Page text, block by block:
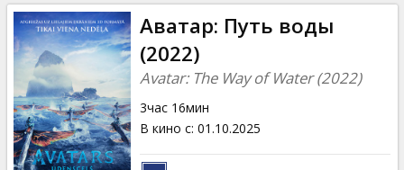
Аватар: Путь воды
(2022)
Avatar: The Way of Water (2022)
3час 16мин
В кино с: 01.10.2025